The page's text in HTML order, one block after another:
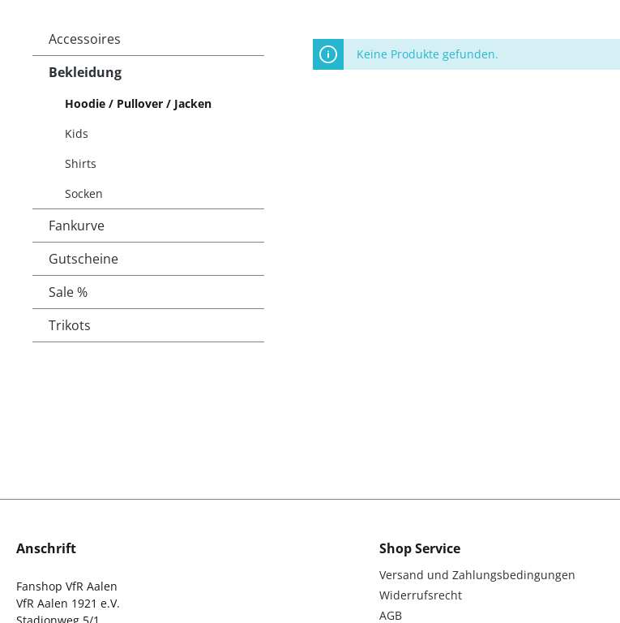
Accessoires
Bekleidung
Hoodie / Pullover / Jacken
Kids
Shirts
Socken
Fankurve
Gutscheine
Sale %
Trikots
Keine Produkte gefunden.
Anschrift
Fanshop VfR Aalen
VfR Aalen 1921 e.V.
Shop Service
Versand und Zahlungsbedingungen
Widerrufsrecht
AGB